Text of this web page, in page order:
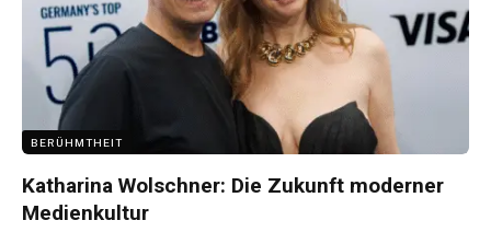
BERÜHMTHEIT
Katharina Wolschner: Die Zukunft moderner
Medienkultur